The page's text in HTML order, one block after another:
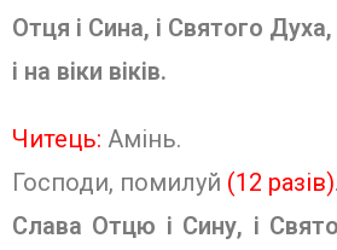
Отця і Сина, і Святого Духа,
і на віки віків.
Читець: Амінь.
Господи, помилуй (12 разів).
Слава Отцю і Сину, і